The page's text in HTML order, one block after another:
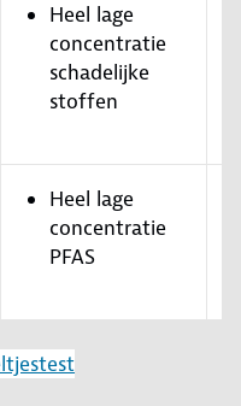
Heel lage
concentratie
schadelijke
stoffen
Heel lage
concentratie
PFAS